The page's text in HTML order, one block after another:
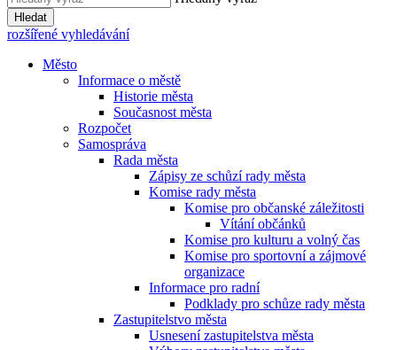
Hledat
rozšířené vyhledávání
Město
Informace o městě
Historie města
Současnost města
Rozpočet
Samospráva
Rada města
Zápisy ze schůzí rady města
Komise rady města
Komise pro občanské záležitosti
Vítání občánků
Komise pro kulturu a volný čas
Komise pro sportovní a zájmové
organizace
Informace pro radní
Podklady pro schůze rady města
Zastupitelstvo města
Usnesení zastupitelstva města